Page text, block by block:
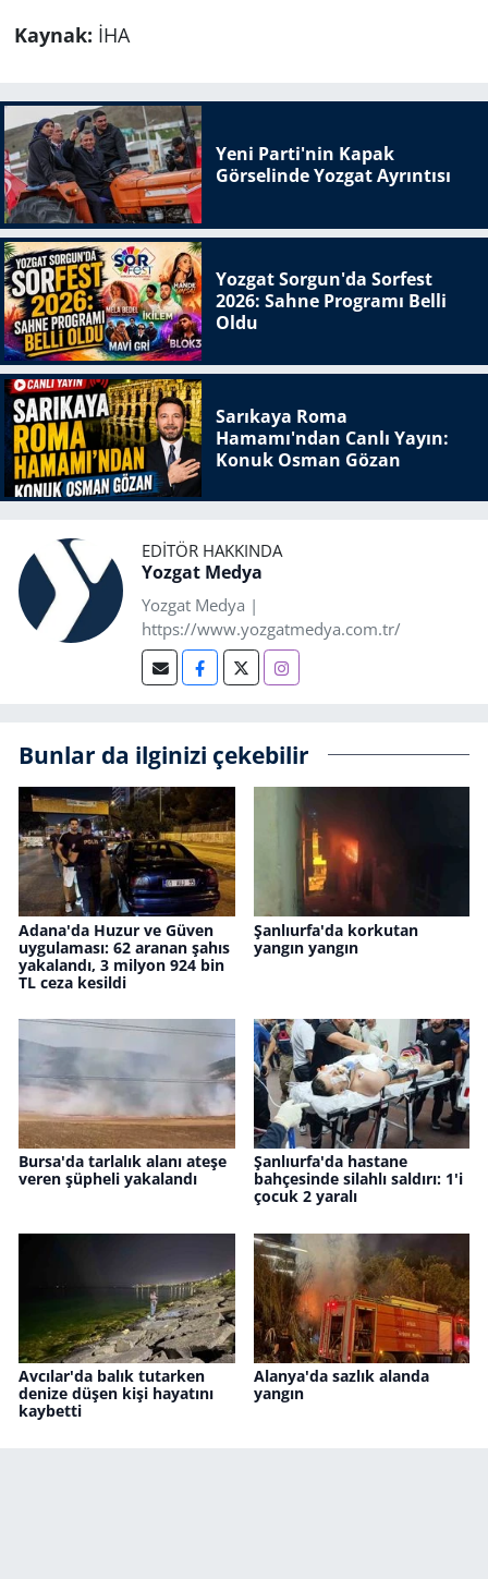
Kaynak: İHA
Yeni Parti'nin Kapak
Görselinde Yozgat Ayrıntısı
Yozgat Sorgun'da Sorfest
2026: Sahne Programı Belli
Oldu
Sarıkaya Roma
Hamamı'ndan Canlı Yayın:
Konuk Osman Gözan
EDITÖR HAKKINDA
Yozgat Medya
Yozgat Medya |
https://www.yozgatmedya.com.tr/
Bunlar da ilginizi çekebilir
Adana'da Huzur ve Güven
uygulaması: 62 aranan şahıs
yakalandı, 3 milyon 924 bin
TL ceza kesildi
Şanlıurfa'da korkutan
yangın yangın
Bursa'da tarlalık alanı ateşe
veren şüpheli yakalandı
Şanlıurfa'da hastane
bahçesinde silahlı saldırı: 1'i
çocuk 2 yaralı
Avcılar'da balık tutarken
denize düşen kişi hayatını
kaybetti
Alanya'da sazlık alanda
yangın